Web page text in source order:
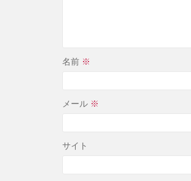
名前 ※
メール ※
サイト